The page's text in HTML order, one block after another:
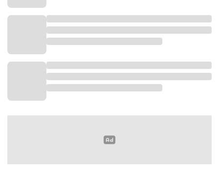
hanya mempengaruhi posisi Tunisia di klasemen, tapi
juga kepercayaan diri tim secara keseluruhan.